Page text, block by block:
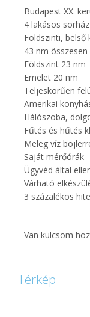
Budapest XX.
4 lakásos sorház
Földszinti, belső
43 nm összesen
Földszint 23 nm
Emelet 20 nm
Teljeskörűen
Amerikai
Hálószoba,
Fűtés és hűtés
Meleg víz
Saját mérőórák
Ügyvéd által
Várható
3 százalékos
Van kulcsom
Térkép